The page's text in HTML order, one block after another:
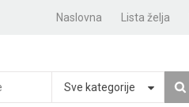
Naslovna Lista želja
Sve kategorije